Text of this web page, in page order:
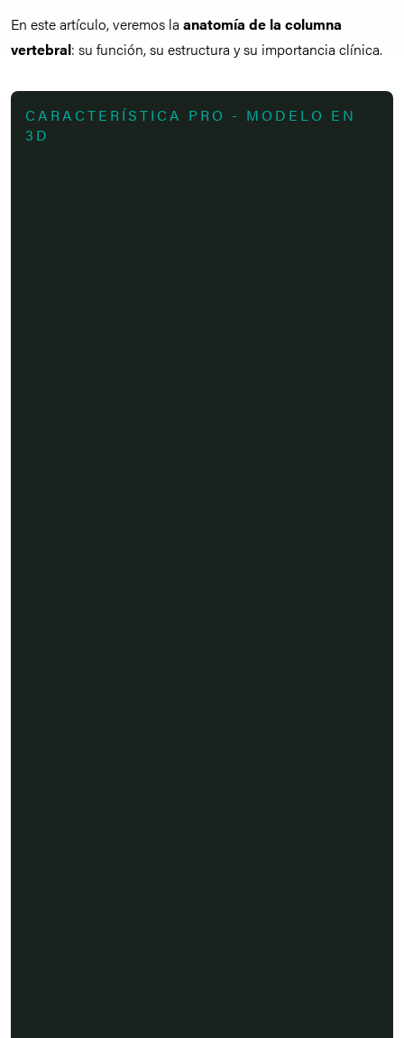
En este artículo, veremos la anatomía de la columna
vertebral: su función, su estructura y su importancia clínica.
CARACTERÍSTICA PRO - MODELO EN
3D